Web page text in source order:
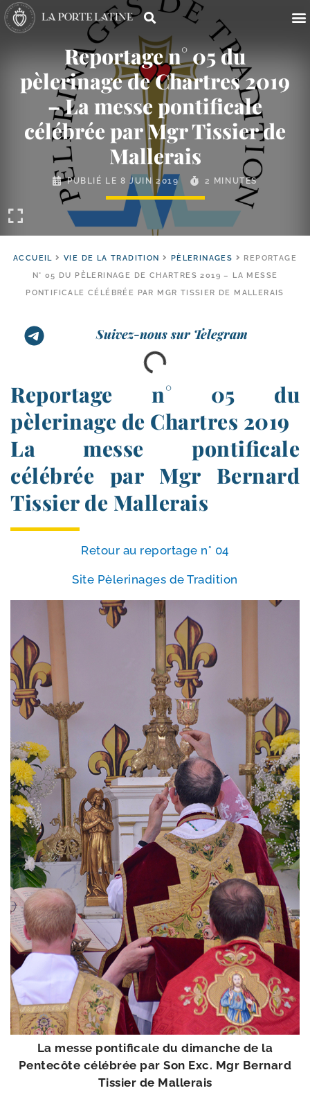
Reportage n° 05 du
pèlerinage de Chartres 2019
– La messe pontificale
célébrée par Mgr Tissier de
Mallerais
PUBLIÉ LE 8 JUIN 2019 2 MINUTES
ACCUEIL VIE DE LA TRADITION PÈLERINAGES
REPORTAGE
N° 05 DU PÈLERINAGE DE CHARTRES 2019 – LA MESSE
PONTIFICALE CÉLÉBRÉE PAR MGR TISSIER DE MALLERAIS
Suivez-nous sur Telegram
Reportage n° 05 du
pèlerinage de Chartres 2019
La messe pontificale
célébrée par Mgr Bernard
Tissier de Mallerais
Retour au repor­tage n° 04
Site Pèlerinages de Tradition
La messe pon­ti­fi­cale du dimanche de la
Pentecôte célé­brée par Son Exc. Mgr Bernard
Tissier de Mallerais